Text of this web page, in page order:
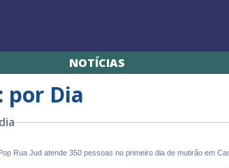
NOTÍCIAS
por Dia
Rua Jud atende 350 pessoas no primeiro dia de mutirão em